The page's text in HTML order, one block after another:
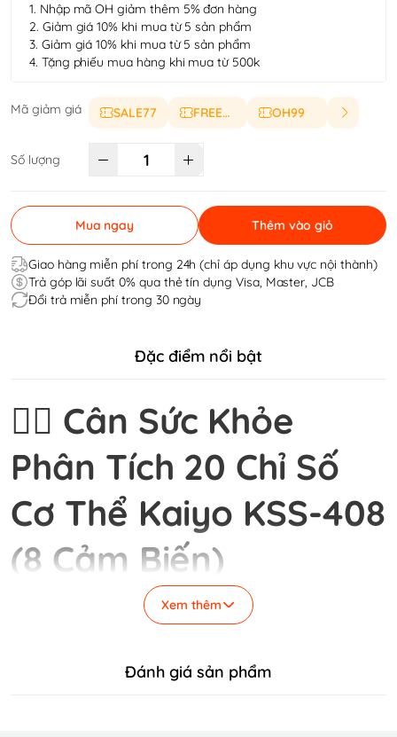
1. Nhập mã OH giảm thêm 5% đơn hàng
2. Giảm giá 10% khi mua từ 5 sản phẩm
3. Giảm giá 10% khi mua từ 5 sản phẩm
4. Tặng phiếu mua hàng khi mua từ 500k
Mã giảm giá SALE77 FREESHIP OH99
Số lượng
Mua ngay Thêm vào giỏ
Giao hàng miễn phí trong 24h (chỉ áp dụng khu vực nội thành)
Trả góp lãi suất 0% qua thẻ tín dụng Visa, Master, JCB
Đổi trả miễn phí trong 30 ngày
Đặc điểm nổi bật
🏋️‍♂️ Cân Sức Khỏe
Phân Tích 20 Chỉ Số
Cơ Thể Kaiyo KSS-408
(8 Cảm Biến)
Bạn đang dùng cân điện tử nhưng chỉ biết cân
nặng? Bạn muốn theo dõi mỡ, cơ, xương... nhưng
Xem thêm
Đánh giá sản phẩm